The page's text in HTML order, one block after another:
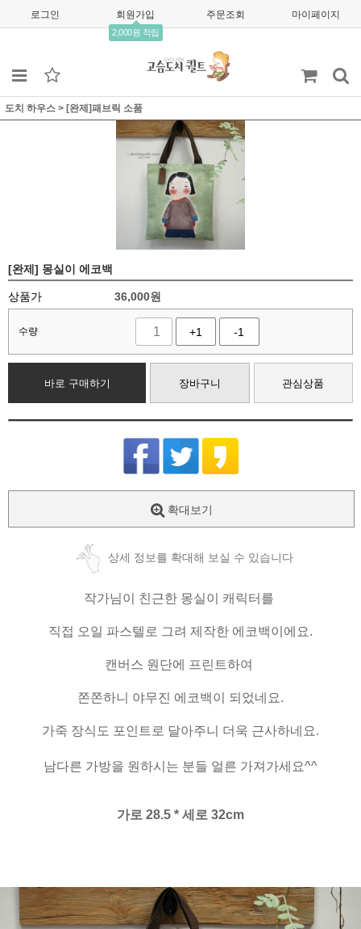
로그인 회원가입
2,000원 적립
주문조회 마이페이지
도치 하우스 > [완제]패브릭 소품
[완제] 몽실이 에코백
상품가 36,000원
수량 +1 -1
바로 구매하기 장바구니 관심상품
확대보기
상세 정보를 확대해 보실 수 있습니다
작가님이 친근한 몽실이 캐릭터를
직접 오일 파스텔로 그려 제작한 에코백이에요.
캔버스 원단에 프린트하여
쫀쫀하니 야무진 에코백이 되었네요.
가죽 장식도 포인트로 달아주니 더욱 근사하네요.
남다른 가방을 원하시는 분들 얼른 가져가세요^^
가로 28.5 * 세로 32cm